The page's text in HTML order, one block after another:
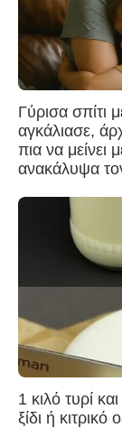
Γύρισα σπίτι
αγκάλιασε,
πια να μείνει
ανακάλυψα
1 κιλό τυρί
ξίδι ή κιτρικό